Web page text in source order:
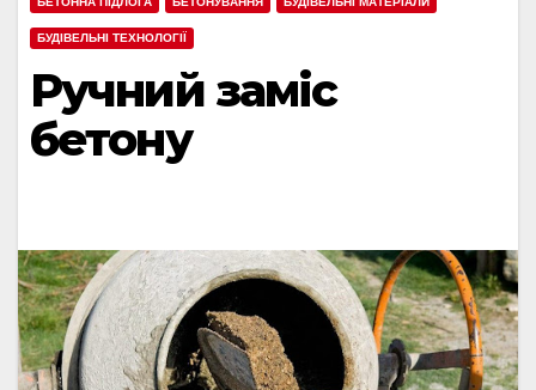
БУДІВЕЛЬНІ ТЕХНОЛОГІЇ
Ручний заміс
бетону